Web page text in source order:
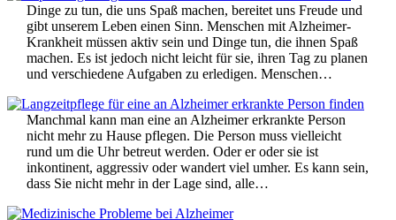
Dinge zu tun, die uns Spaß machen, bereitet uns Freude und
gibt unserem Leben einen Sinn. Menschen mit Alzheimer-
Krankheit müssen aktiv sein und Dinge tun, die ihnen Spaß
machen. Es ist jedoch nicht leicht für sie, ihren Tag zu planen
und verschiedene Aufgaben zu erledigen. Menschen…
Manchmal kann man eine an Alzheimer erkrankte Person
nicht mehr zu Hause pflegen. Die Person muss vielleicht
rund um die Uhr betreut werden. Oder er oder sie ist
inkontinent, aggressiv oder wandert viel umher. Es kann sein,
dass Sie nicht mehr in der Lage sind, alle…